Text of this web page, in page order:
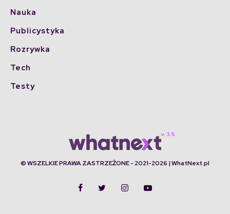
Nauka
Publicystyka
Rozrywka
Tech
Testy
© WSZELKIE PRAWA ZASTRZEŻONE - 2021-2026 | WhatNext.pl